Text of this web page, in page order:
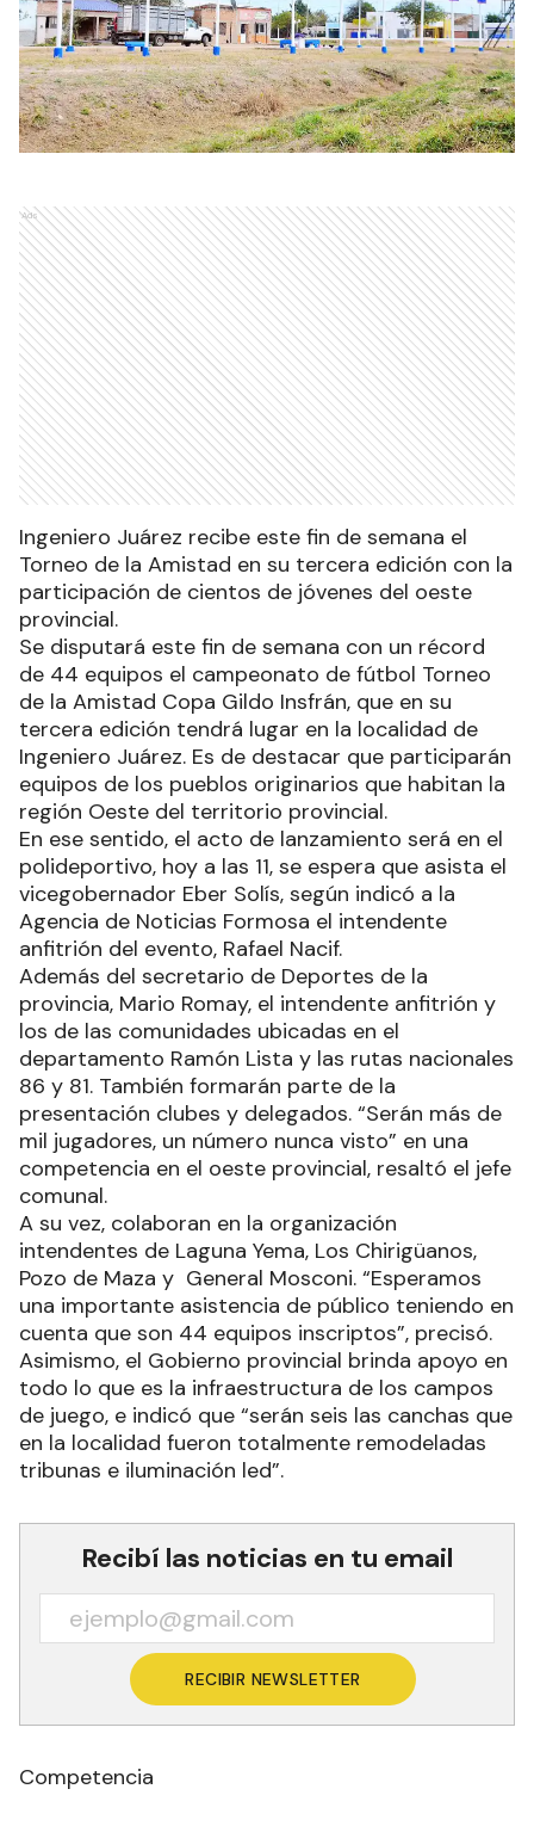
Ads
Ingeniero Juárez recibe este fin de semana el
Torneo de la Amistad en su tercera edición con la
participación de cientos de jóvenes del oeste
provincial.
Se disputará este fin de semana con un récord
de 44 equipos el campeonato de fútbol Torneo
de la Amistad Copa Gildo Insfrán, que en su
tercera edición tendrá lugar en la localidad de
Ingeniero Juárez. Es de destacar que participarán
equipos de los pueblos originarios que habitan la
región Oeste del territorio provincial.
En ese sentido, el acto de lanzamiento será en el
polideportivo, hoy a las 11, se espera que asista el
vicegobernador Eber Solís, según indicó a la
Agencia de Noticias Formosa el intendente
anfitrión del evento, Rafael Nacif.
Además del secretario de Deportes de la
provincia, Mario Romay, el intendente anfitrión y
los de las comunidades ubicadas en el
departamento Ramón Lista y las rutas nacionales
86 y 81. También formarán parte de la
presentación clubes y delegados. “Serán más de
mil jugadores, un número nunca visto” en una
competencia en el oeste provincial, resaltó el jefe
comunal.
A su vez, colaboran en la organización
intendentes de Laguna Yema, Los Chirigüanos,
Pozo de Maza y General Mosconi. “Esperamos
una importante asistencia de público teniendo en
cuenta que son 44 equipos inscriptos”, precisó.
Asimismo, el Gobierno provincial brinda apoyo en
todo lo que es la infraestructura de los campos
de juego, e indicó que “serán seis las canchas que
en la localidad fueron totalmente remodeladas
tribunas e iluminación led”.
Recibí las noticias en tu email
RECIBIR NEWSLETTER
Competencia